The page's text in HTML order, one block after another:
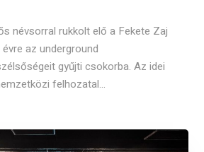
névsorral rukkolt elő a Fekete Zaj
az underground
gyűjti csokorba. Az idei
felhozatal...